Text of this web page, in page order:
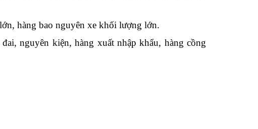
hàng bao nguyên xe khối lượng lớn.
nguyên kiện, hàng xuất nhập khẩu, hàng cồng